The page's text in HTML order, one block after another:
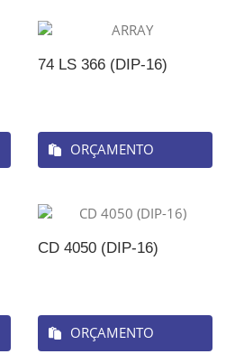
74 LS 366 (DIP-16)
ORÇAMENTO
CD 4050 (DIP-16)
ORÇAMENTO